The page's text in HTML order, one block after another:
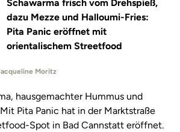
Schawarma frisch vom Drehspieß,
dazu Mezze und Halloumi-Fries:
Pita Panic eröffnet mit
orientalischem Streetfood
Moritz
hausgemachter Hummus und
Pita Panic hat in der Marktstraße
Spot in Bad Cannstatt eröffnet.